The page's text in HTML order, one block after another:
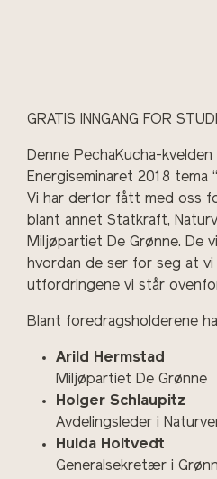
GRATIS INNGANG FOR
Denne PechaKucha-
Energiseminaret 2018 tema
Vi har derfor fått med oss
blant annet Statkraft,
Miljøpartiet De Grønne. De
hvordan de ser for seg at vi
utfordringene vi står
Blant foredragsholderene
Arild Hermstad
Miljøpartiet De Grønne
Holger Schlaupitz
Avdelingsleder i
Hulda Holtvedt
Generalsekretær i